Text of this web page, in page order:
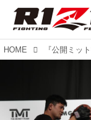
HOME